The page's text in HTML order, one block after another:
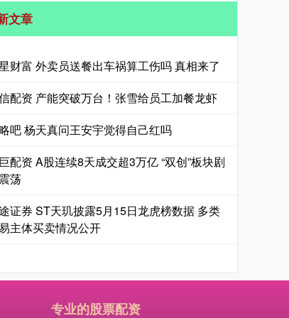
文章
财富 外卖员送餐出车祸算工伤吗 真相来了
配资 产能突破万台！张雪给员工加餐龙虾
吧 杨天真问王安宇觉得自己红吗
配资 A股连续8天成交超3万亿 “双创”板块剧
荡
证券 ST天玑披露5月15日龙虎榜数据 多类
主体买卖情况公开
专业的股票配资